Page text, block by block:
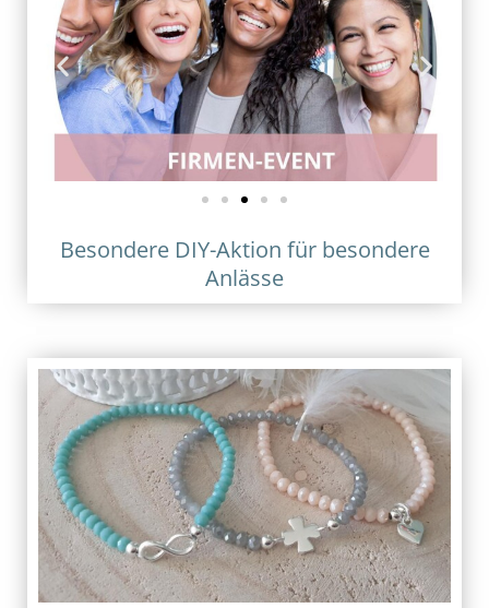
Besondere DIY-Aktion für besondere
Anlässe